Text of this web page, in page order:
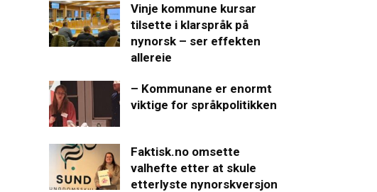
Vinje kommune kursar
tilsette i klarspråk på
nynorsk – ser effekten
allereie
– Kommunane er enormt
viktige for språkpolitikken
Faktisk.no omsette
valhefte etter at skule
etterlyste nynorskversjon